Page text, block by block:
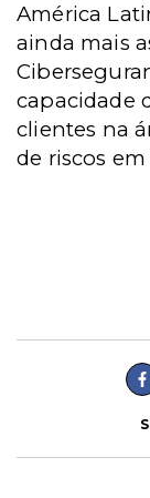
América
ainda mais
capacidade
clientes na
de riscos